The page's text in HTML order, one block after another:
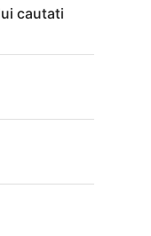
cautati